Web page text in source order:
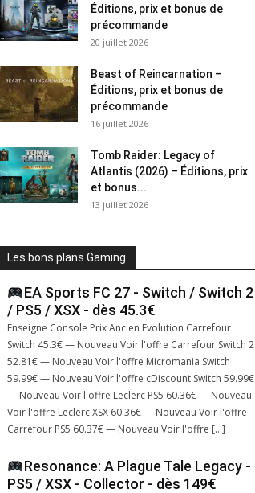
Éditions, prix et bonus de
précommande
20 juillet 2026
Beast of Reincarnation –
Éditions, prix et bonus de
précommande
16 juillet 2026
Tomb Raider: Legacy of
Atlantis (2026) – Éditions, prix
et bonus...
13 juillet 2026
Les bons plans Gaming
EA Sports FC 27 - Switch / Switch 2
/ PS5 / XSX - dès 45.3€
Enseigne Console Prix Ancien Evolution Carrefour
Switch 45.3€ — Nouveau Voir l'offre Carrefour Switch 2
52.81€ — Nouveau Voir l'offre Micromania Switch
59.99€ — Nouveau Voir l'offre cDiscount Switch 59.99€
— Nouveau Voir l'offre Leclerc PS5 60.36€ — Nouveau
Voir l'offre Leclerc XSX 60.36€ — Nouveau Voir l'offre
Carrefour PS5 60.37€ — Nouveau Voir l'offre […]
Resonance: A Plague Tale Legacy -
PS5 / XSX - Collector - dès 149€